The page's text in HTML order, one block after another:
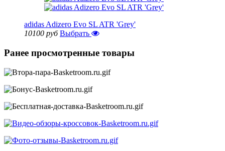
adidas Adizero Evo SL ATR 'Grey'
10100 руб Выбрать
Ранее просмотренные товары